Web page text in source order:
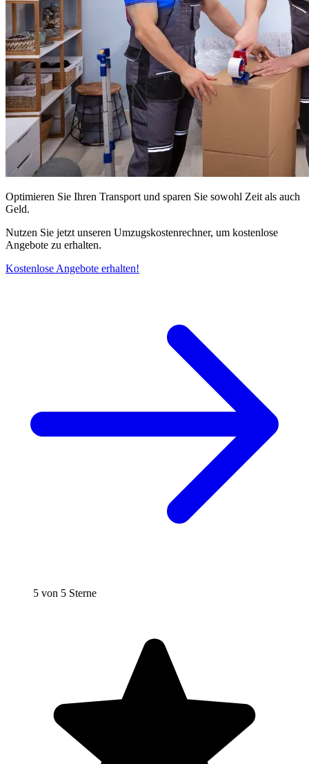
Optimieren Sie Ihren Transport und sparen Sie sowohl Zeit als auch
Geld.
Nutzen Sie jetzt unseren Umzugskostenrechner, um kostenlose
Angebote zu erhalten.
Kostenlose Angebote erhalten!
5 von 5 Sterne